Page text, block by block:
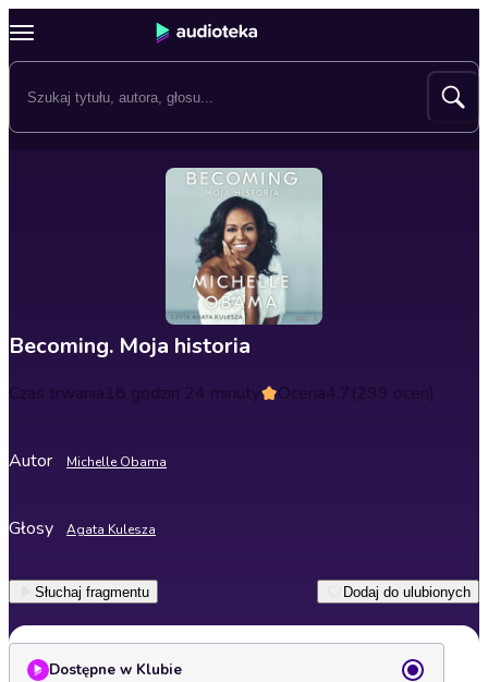
Becoming. Moja historia
Czas trwania18 godzin 24 minuty Ocena4.7(299 ocen)
Autor Michelle Obama
Głosy Agata Kulesza
Słuchaj fragmentu Dodaj do ulubionych
Dostępne w Klubie